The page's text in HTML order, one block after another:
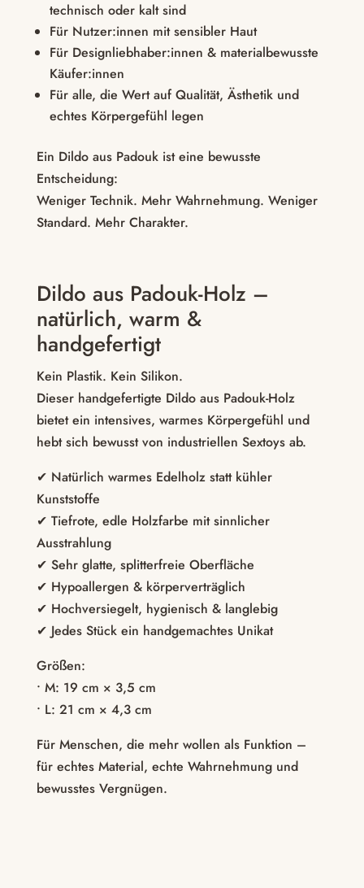
technisch oder kalt sind
Für Nutzer:innen mit sensibler Haut
Für Designliebhaber:innen & materialbewusste
Käufer:innen
Für alle, die Wert auf Qualität, Ästhetik und
echtes Körpergefühl legen
Ein Dildo aus Padouk ist eine bewusste
Entscheidung:
Weniger Technik. Mehr Wahrnehmung. Weniger
Standard. Mehr Charakter.
Dildo aus Padouk-Holz –
natürlich, warm &
handgefertigt
Kein Plastik. Kein Silikon.
Dieser handgefertigte Dildo aus Padouk-Holz
bietet ein intensives, warmes Körpergefühl und
hebt sich bewusst von industriellen Sextoys ab.
✔ Natürlich warmes Edelholz statt kühler
Kunststoffe
✔ Tiefrote, edle Holzfarbe mit sinnlicher
Ausstrahlung
✔ Sehr glatte, splitterfreie Oberfläche
✔ Hypoallergen & körperverträglich
✔ Hochversiegelt, hygienisch & langlebig
✔ Jedes Stück ein handgemachtes Unikat
Größen:
• M: 19 cm × 3,5 cm
• L: 21 cm × 4,3 cm
Für Menschen, die mehr wollen als Funktion –
für echtes Material, echte Wahrnehmung und
bewusstes Vergnügen.